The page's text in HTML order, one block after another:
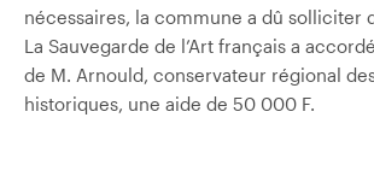
nécessaires, la commune a dû solliciter
La Sauvegarde de l’Art français a
de M. Arnould, conservateur régional
historiques, une aide de 50 000 F.